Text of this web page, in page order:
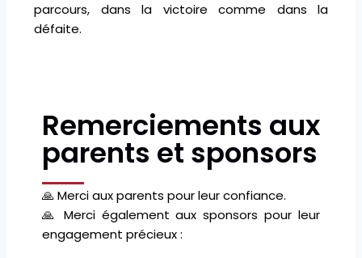
parcours, dans la victoire comme dans la
défaite.
Remerciements aux
parents et sponsors
🙏 Merci aux parents pour leur confiance.
🙏 Merci également aux sponsors pour leur
engagement précieux :